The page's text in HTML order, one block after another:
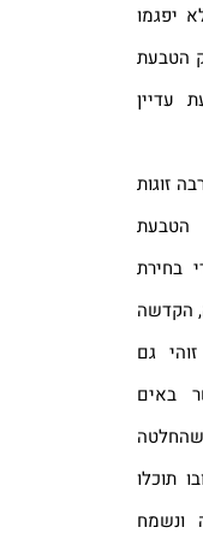
יפגמו
הטבעת
עדיין
זוגות
הטבעת
בחירת
הקדשה
גם
באים
תוכלו
ונשמח